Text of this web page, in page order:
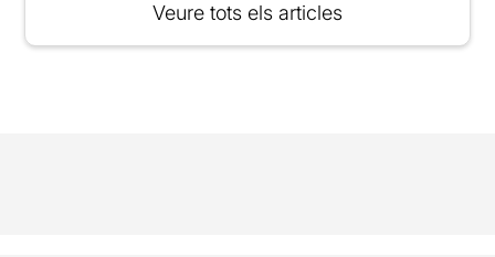
Veure tots els articles